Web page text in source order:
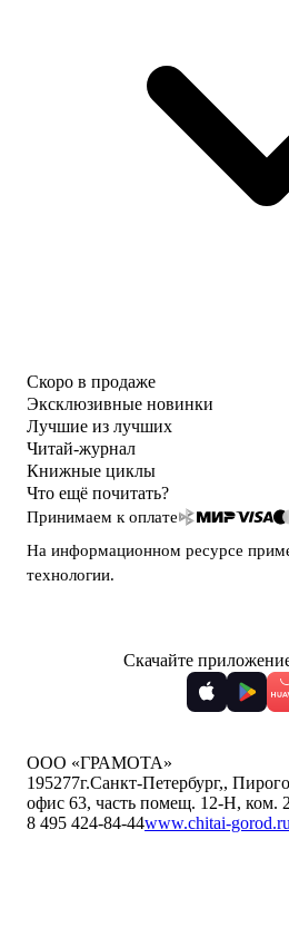
Скоро в продаже
Эксклюзивные новинки
Лучшие из лучших
Читай-журнал
Книжные циклы
Что ещё почитать?
Принимаем к оплате
На информационном ресурсе
технологии.
Скачайте
ООО «ГРАМОТА»
195277г.Санкт-Петербург,,
офис 63, часть помещ. 12-Н, ком.
8 495 424-84-44www.chitai-